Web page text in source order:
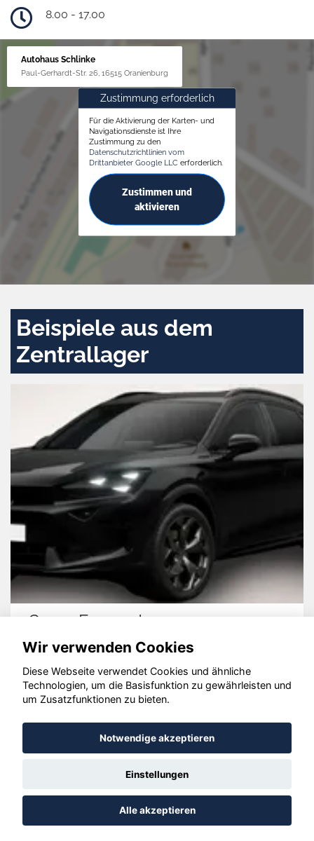
8.00 - 17.00
Autohaus Schlinke
Paul-Gerhardt-Str. 26, 16515 Oranienburg
Zustimmung erforderlich
Für die Aktivierung der Karten- und
Navigationsdienste ist Ihre
Zustimmung zu den
Datenschutzrichtlinien vom
Drittanbieter Google LLC erforderlich.
Zustimmen und
aktivieren
Beispiele aus dem
Zentrallager
Volkswagen
© konjunkturmotor.de GmbH 2020 - 2026
Wir verwenden Cookies
Diese Webseite verwendet Cookies und ähnliche
Technologien, um die Basisfunktion zu gewährleisten und
um Zusatzfunktionen zu bieten.
Notwendige akzeptieren
Einstellungen
Alle akzeptieren